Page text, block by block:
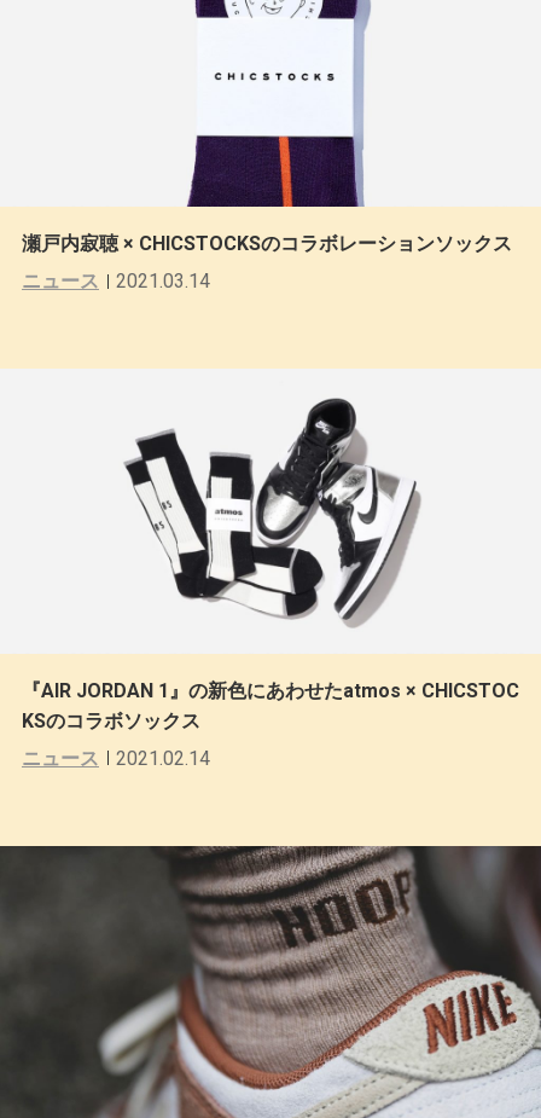
瀬戸内寂聴 × CHICSTOCKSのコラボレーションソックス
ニュース
2021.03.14
『AIR JORDAN 1』の新色にあわせたatmos × CHICSTOC
KSのコラボソックス
ニュース
2021.02.14